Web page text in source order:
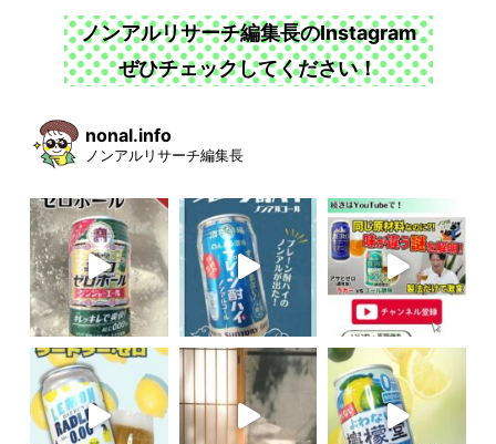
ノンアルリサーチ編集長のInstagram
ぜひチェックしてください！
nonal.info
ノンアルリサーチ編集長